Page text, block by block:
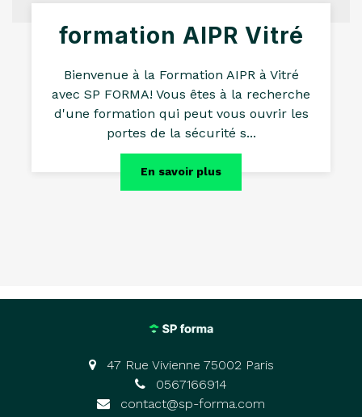
formation AIPR Vitré
Bienvenue à la Formation AIPR à Vitré
avec SP FORMA! Vous êtes à la recherche
d'une formation qui peut vous ouvrir les
portes de la sécurité s...
En savoir plus
47 Rue Vivienne 75002 Paris
0567166914
contact@sp-forma.com